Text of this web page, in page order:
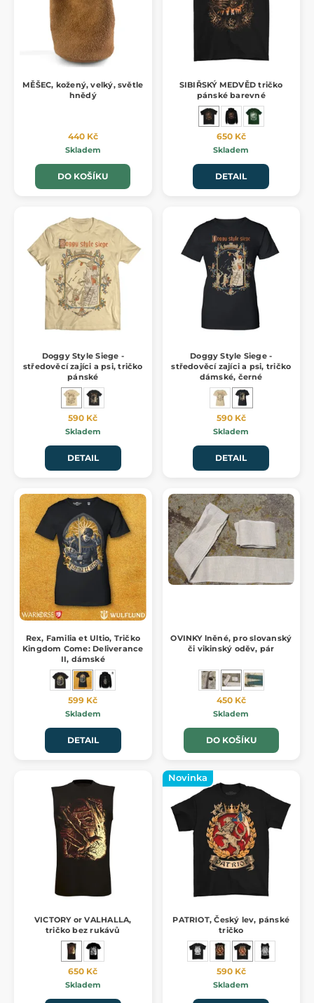
MĚŠEC, kožený, velký, světle
hnědý
440 Kč
Skladem
DO KOŠÍKU
SIBIŘSKÝ MEDVĚD tričko
pánské barevné
650 Kč
Skladem
DETAIL
Doggy Style Siege -
středověcí zajíci a psi, tričko
pánské
590 Kč
Skladem
DETAIL
Doggy Style Siege -
středověcí zajíci a psi, tričko
dámské, černé
590 Kč
Skladem
DETAIL
Rex, Familia et Ultio, Tričko
Kingdom Come: Deliverance
II, dámské
599 Kč
Skladem
DETAIL
OVINKY lněné, pro slovanský
či vikinský oděv, pár
450 Kč
Skladem
DO KOŠÍKU
VICTORY or VALHALLA,
tričko bez rukávů
650 Kč
Skladem
Novinka
PATRIOT, Český lev, pánské
tričko
590 Kč
Skladem